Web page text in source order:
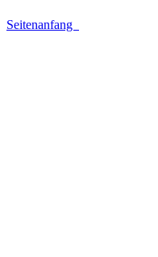
Seitenanfang